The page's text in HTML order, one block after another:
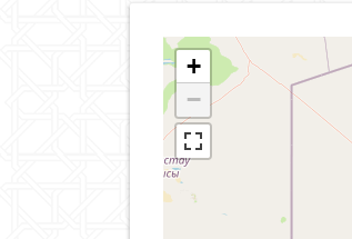
+
−